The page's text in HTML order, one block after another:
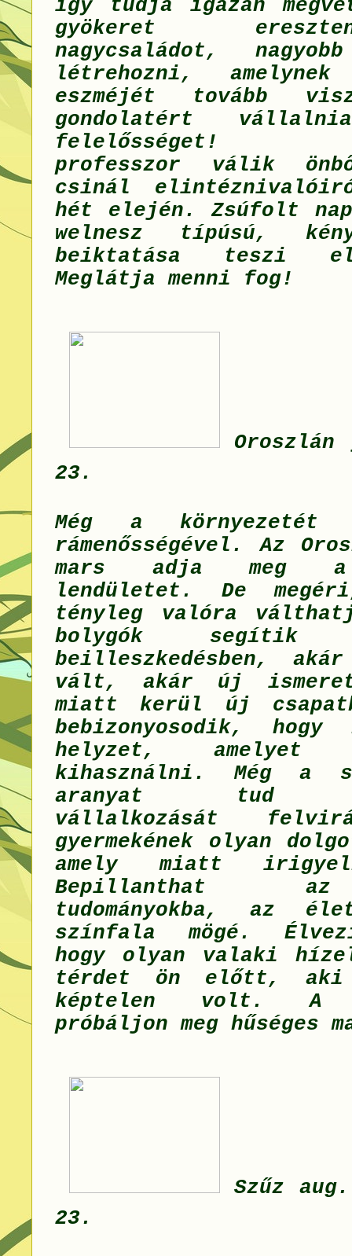
így tudja igazán
gyökeret
nagycsaládot,
létrehozni,
eszméjét tovább
gondolatért
felelősséget!
professzor válik
csinál
hét elején. Zsúfolt
welnesz típúsú,
beiktatása teszi
Meglátja menni fog!
23.
Még a környezetét
rámenősségével. Az
mars adja meg a
lendületet. De
tényleg valóra
bolygók
beilleszkedésben, akár
vált, akár új
miatt kerül új
bebizonyosodik,
helyzet, amelyet
kihasználni. Még a
aranyat tud
vállalkozását
gyermekének olyan
amely miatt
Bepillanthat
tudományokba, az
színfala mögé.
hogy olyan valaki
térdet ön előtt, aki
képtelen volt. A
próbáljon meg hűséges
Szűz
23.